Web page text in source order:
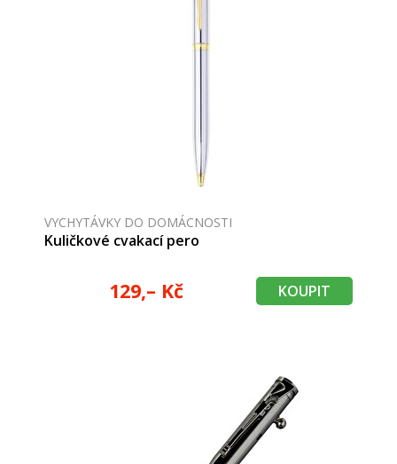
VYCHYTÁVKY DO DOMÁCNOSTI
Kuličkové cvakací pero
129,– Kč KOUPIT